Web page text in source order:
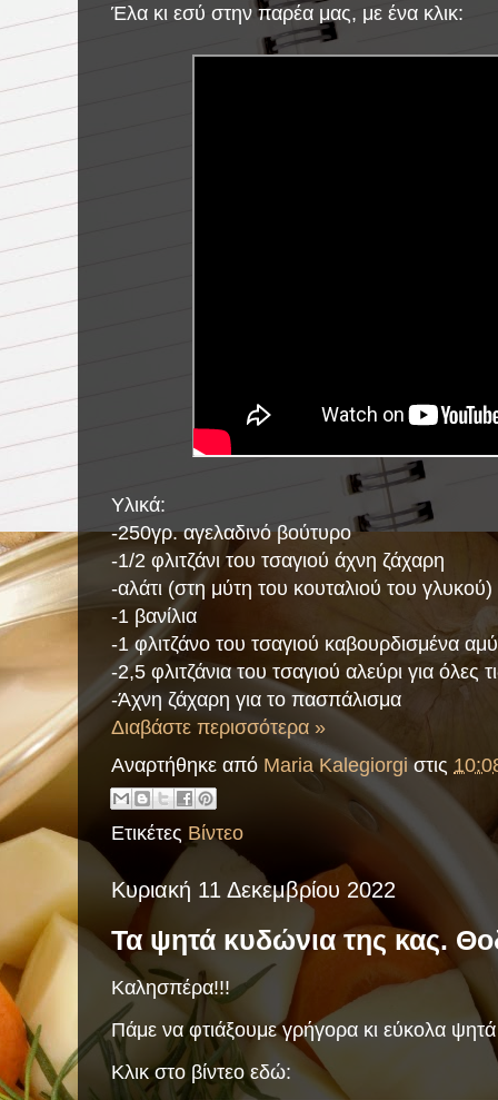
Έλα κι εσύ στην παρέα μας, με ένα κλικ:
Υλικά:
-250γρ. αγελαδινό βούτυρο
-1/2 φλιτζάνι του τσαγιού άχνη ζάχαρη
-αλάτι (στη μύτη του κουταλιού του γλυκού)
-1 βανίλια
-1 φλιτζάνο του τσαγιού καβουρδισμένα
-2,5 φλιτζάνια του τσαγιού αλεύρι για όλες
-Άχνη ζάχαρη για το πασπάλισμα
Διαβάστε περισσότερα »
Αναρτήθηκε από Maria Kalegiorgi στις
Ετικέτες Βίντεο
Κυριακή 11 Δεκεμβρίου 2022
Τα ψητά κυδώνια της κας.
Καλησπέρα!!!
Πάμε να φτιάξουμε γρήγορα κι εύκολα
Κλικ στο βίντεο εδώ: